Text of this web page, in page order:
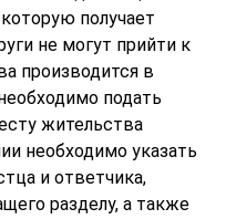
получает
не могут прийти к
производится в
подать
жительства
необходимо указать
и ответчика,
разделу, а также